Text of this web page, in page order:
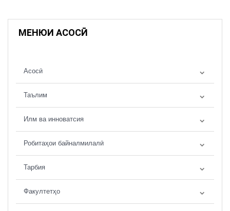
МЕНЮИ АСОСӢ
Асосӣ
Таълим
Илм ва инноватсия
Робитаҳои байналмилалӣ
Тарбия
Факултетҳо